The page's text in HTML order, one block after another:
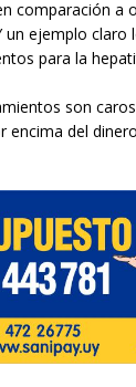
comparación a
ejemplo claro
para la
son
del